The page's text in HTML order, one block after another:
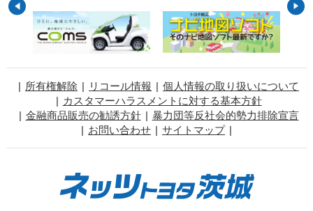
所有権解除 リコール情報
個人情報の取り扱いについて
カスタマーハラスメントに対する基本方針
金融商品販売の勧誘方針
暴力団等反社会的勢力排除宣言
お問い合わせ
サイトマップ